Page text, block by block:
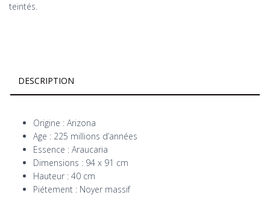
teintés.
DESCRIPTION
Origine : Arizona
Age : 225 millions d’années
Essence : Araucaria
Dimensions : 94 x 91 cm
Hauteur : 40 cm
Piétement : Noyer massif